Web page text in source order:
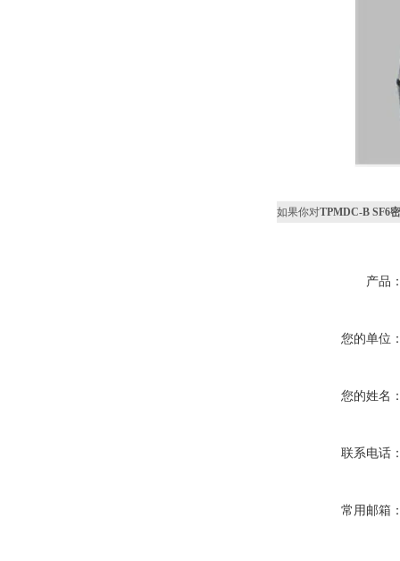
如果你对TPMDC-B SF6
产品
您的单位
您的姓名
联系电话
常用邮箱